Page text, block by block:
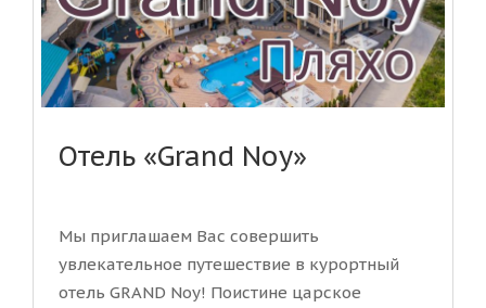
Отель «Grand Noy»
Мы приглашаем Вас совершить
увлекательное путешествие в курортный
отель GRAND Noy! Поистине царское